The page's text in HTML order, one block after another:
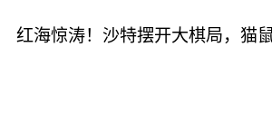
红海惊涛！沙特摆开大棋局，猫